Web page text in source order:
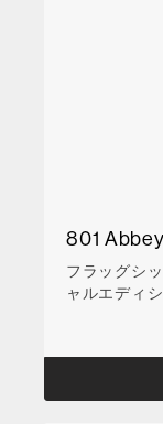
801
フラッグシ
ャルエディ